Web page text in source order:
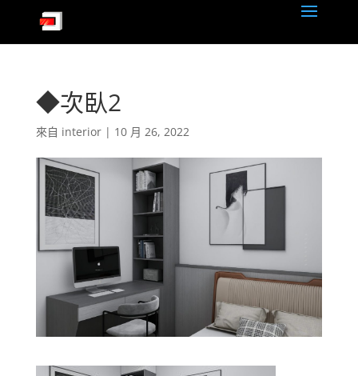
◆次臥2
來自 interior| 10 月 26, 2022